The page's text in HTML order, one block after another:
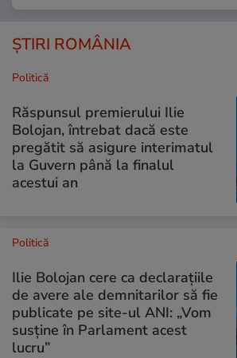
ȘTIRI ROMÂNIA
Politică
Răspunsul premierului Ilie
Bolojan, întrebat dacă este
pregătit să asigure interimatul
la Guvern până la finalul
acestui an
Politică
Ilie Bolojan cere ca declarațiile
de avere ale demnitarilor să fie
publicate pe site-ul ANI: „Vom
susține în Parlament acest
lucru”